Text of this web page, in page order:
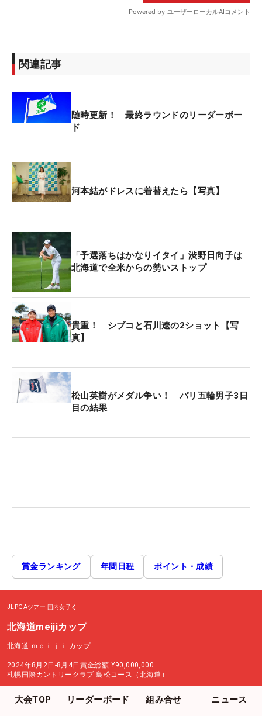
関連記事
随時更新！ 最終ラウンドのリーダーボー
ド
河本結がドレスに着替えたら【写真】
「予選落ちはかなりイタイ」渋野日向子は
北海道で全米からの勢いストップ
貴重！ シブコと石川遼の2ショット【写
真】
松山英樹がメダル争い！ パリ五輪男子3日
目の結果
賞金ランキング 年間日程 ポイント・成績
JLPGAツアー 国内女子
北海道meijiカップ
北海道 ｍｅｉｊｉ カップ
2024年8月2日-8月4日 賞金総額 ¥90,000,000
札幌国際カントリークラブ 島松コース（北海道）
大会TOP リーダーボード 組み合せ ニュース